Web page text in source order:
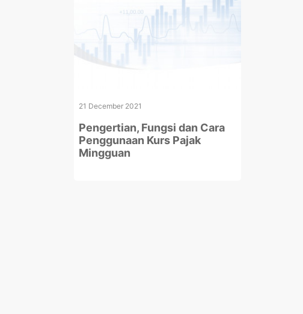
21 December 2021
Pengertian, Fungsi dan Cara
Penggunaan Kurs Pajak
Mingguan